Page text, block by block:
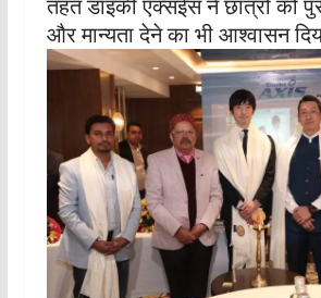
और मान्यता देने का भी आश्वासन